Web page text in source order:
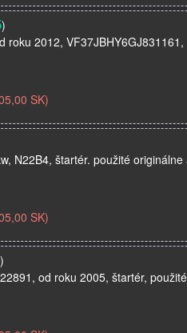
)
2012,
SK)
N22B4, štartér. použité
SK)
)
od roku 2005, štartér,